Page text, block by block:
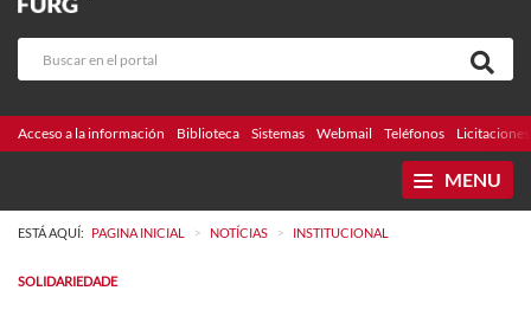
Acceso a la información Biblioteca Sistemas Webmail Teléfonos Licitaciones
MENU
ESTÁ AQUÍ: PAGINA INICIAL > NOTÍCIAS > INSTITUCIONAL
SOLIDARIEDADE